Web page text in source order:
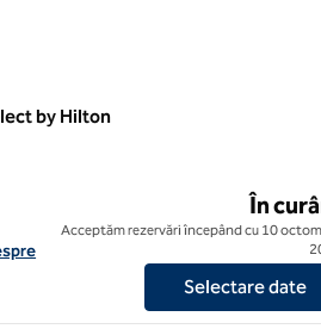
by Hilton
pentru YOTEL Boston, Select by
În
Acceptăm rezervări începând cu 10
Selectare date
1